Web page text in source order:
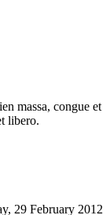
massa, congue et
libero.
29 February 2012